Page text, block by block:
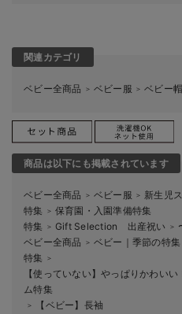
関連カテゴリ
ベビー全商品 ＞ ベビー服 ＞ ベビー
商品は以下にも掲載されています
ベビー全商品 ＞ ベビー服 ＞ 新生児
特集
＞ 保育園・入園準備特集
特集
＞ Gift Selection 出産祝い ＞
ベビー全商品
＞ ベビー｜季節の特集
特集
＞
【使っていない】やっぱりかわい
ム特集
＞
【ベビー】長袖